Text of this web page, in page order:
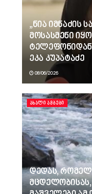
„ნია იმნაძის
მოსასმენი
ტელეფონიდან
ეკა კუპატაძე
08/06/2026
ᲐᲮᲐᲚᲘ ᲐᲛᲑᲔᲑᲘ
დედას,
მცდელობისას,